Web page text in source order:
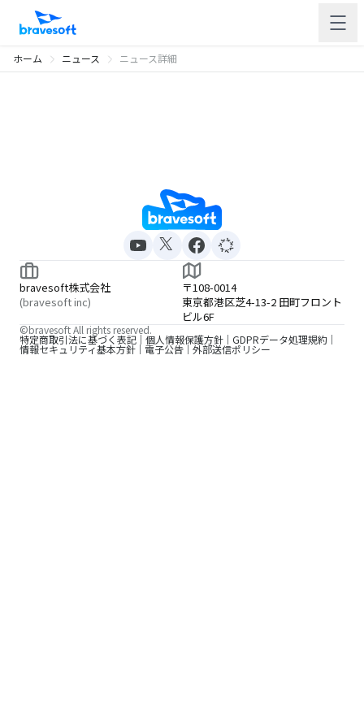
ホーム ニュース ニュース詳細
bravesoft株式会社
(bravesoft inc)
〒108-0014
東京都港区芝4-13-2 田町フロント
ビル6F
特定商取引法に基づく表記 個人情報保護方針 GDPRデータ処理規約
情報セキュリティ基本方針 電子公告 外部送信ポリシー
©bravesoft All rights reserved.